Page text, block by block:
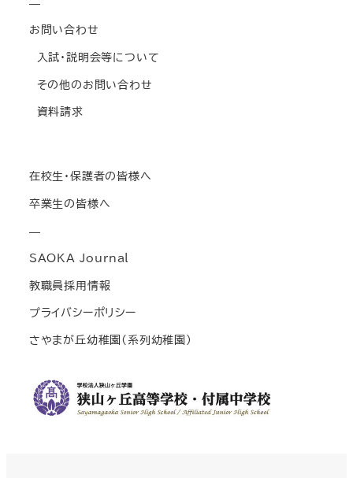
—
お問い合わせ
入試・説明会等について
その他のお問い合わせ
資料請求
在校生・保護者の皆様へ
卒業生の皆様へ
—
SAOKA Journal
教職員採用情報
プライバシーポリシー
さやまが丘幼稚園(系列幼稚園)